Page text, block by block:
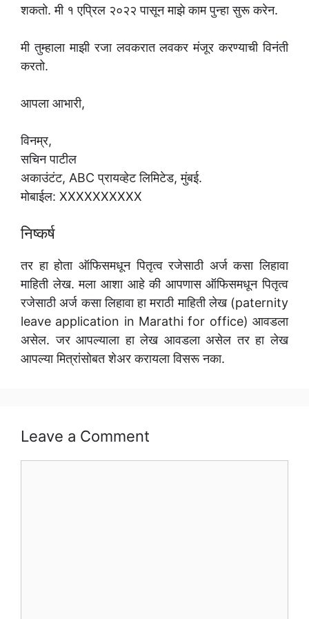
शकतो. मी १ एप्रिल २०२२ पासून माझे काम पुन्हा सुरू करेन.
मी तुम्हाला माझी रजा लवकरात लवकर मंजूर करण्याची विनंती
करतो.
आपला आभारी,
विनम्र,
सचिन पाटील
अकाउंटंट, ABC प्रायव्हेट लिमिटेड, मुंबई.
मोबाईल: XXXXXXXXXX
निष्कर्ष
तर हा होता ऑफिसमधून पितृत्व रजेसाठी अर्ज कसा लिहावा
माहिती लेख. मला आशा आहे की आपणास ऑफिसमधून पितृत्व
रजेसाठी अर्ज कसा लिहावा हा मराठी माहिती लेख (paternity
leave application in Marathi for office) आवडला
असेल. जर आपल्याला हा लेख आवडला असेल तर हा लेख
आपल्या मित्रांसोबत शेअर करायला विसरू नका.
Leave a Comment